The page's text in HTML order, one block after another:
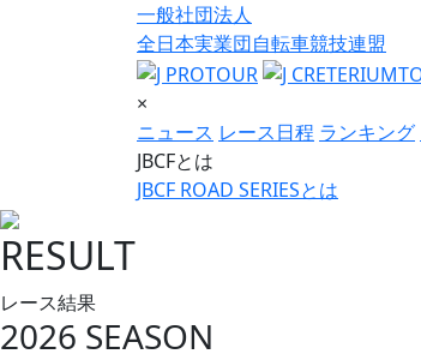
一般社団法人
全日本実業団自転車競技連盟
×
ニュース レース日程 ランキング
JBCFとは
JBCF ROAD SERIESとは
RESULT
レース結果
2026 SEASON